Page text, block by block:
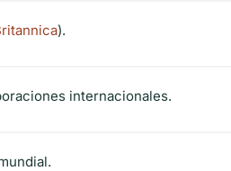
).
internacionales.